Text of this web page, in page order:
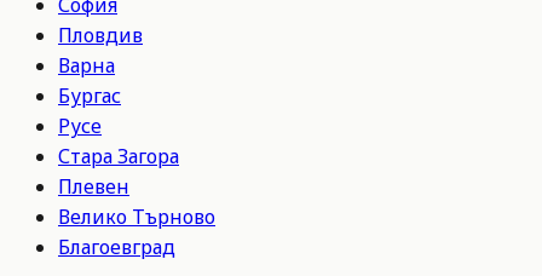
Пловдив
Варна
Бургас
Русе
Стара Загора
Плевен
Велико Търново
Благоевград